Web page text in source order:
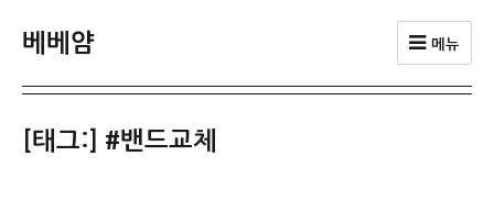
베베얌 메뉴
[태그:] #밴드교체